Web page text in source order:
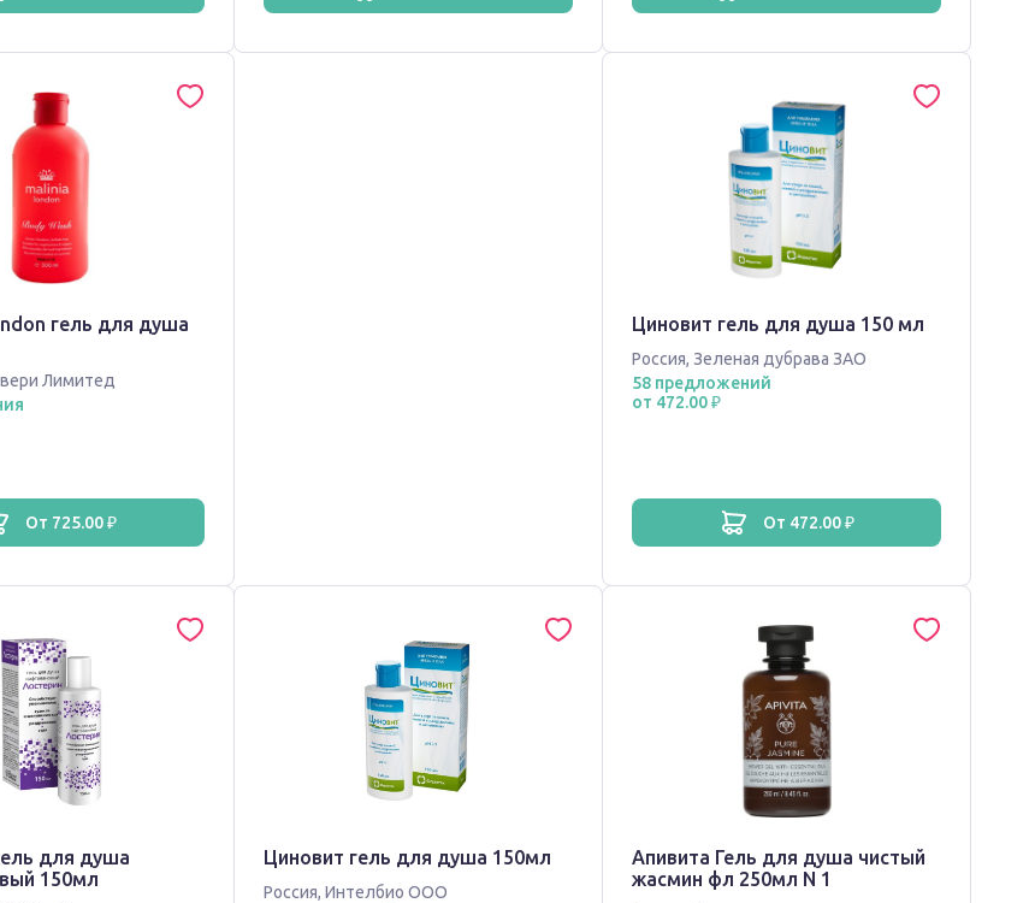
гель для душа
Лимитед
от 725.00 ₽
Циновит гель для душа 150 мл
Россия, Зеленая дубрава ЗАО
58 предложений
от 472.00 ₽
от 472.00 ₽
для душа
150мл
Циновит гель для душа 150мл
Россия, Интелбио ООО
Апивита Гель для душа чистый
жасмин фл 250мл N 1